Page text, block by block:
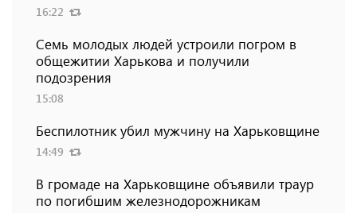
16:22
Семь молодых людей устроили погром в
общежитии Харькова и получили
подозрения
15:08
Беспилотник убил мужчину на Харьковщине
14:49
В громаде на Харьковщине объявили траур
по погибшим железнодорожникам